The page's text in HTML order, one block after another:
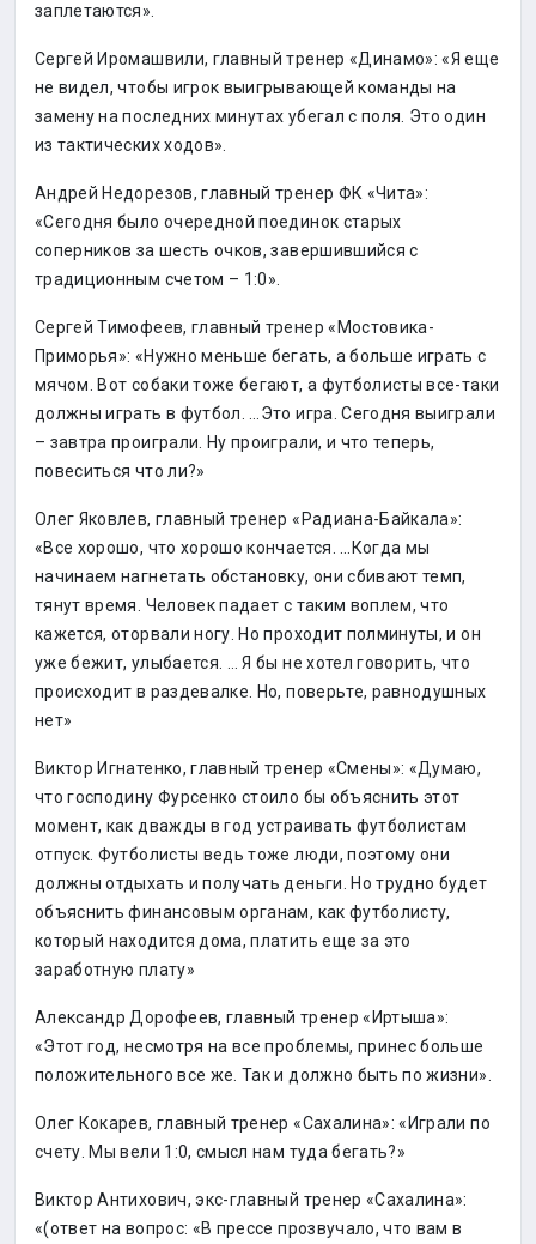
заплетаются».
Сергей Иромашвили, главный тренер «Динамо»: «Я еще
не видел, чтобы игрок выигрывающей команды на
замену на последних минутах убегал с поля. Это один
из тактических ходов».
Андрей Недорезов, главный тренер ФК «Чита»:
«Сегодня было очередной поединок старых
соперников за шесть очков, завершившийся с
традиционным счетом – 1:0».
Сергей Тимофеев, главный тренер «Мостовика-
Приморья»: «Нужно меньше бегать, а больше играть с
мячом. Вот собаки тоже бегают, а футболисты все-таки
должны играть в футбол. …Это игра. Сегодня выиграли
– завтра проиграли. Ну проиграли, и что теперь,
повеситься что ли?»
Олег Яковлев, главный тренер «Радиана-Байкала»:
«Все хорошо, что хорошо кончается. …Когда мы
начинаем нагнетать обстановку, они сбивают темп,
тянут время. Человек падает с таким воплем, что
кажется, оторвали ногу. Но проходит полминуты, и он
уже бежит, улыбается. … Я бы не хотел говорить, что
происходит в раздевалке. Но, поверьте, равнодушных
нет»
Виктор Игнатенко, главный тренер «Смены»: «Думаю,
что господину Фурсенко стоило бы объяснить этот
момент, как дважды в год устраивать футболистам
отпуск. Футболисты ведь тоже люди, поэтому они
должны отдыхать и получать деньги. Но трудно будет
объяснить финансовым органам, как футболисту,
который находится дома, платить еще за это
заработную плату»
Александр Дорофеев, главный тренер «Иртыша»:
«Этот год, несмотря на все проблемы, принес больше
положительного все же. Так и должно быть по жизни».
Олег Кокарев, главный тренер «Сахалина»: «Играли по
счету. Мы вели 1:0, смысл нам туда бегать?»
Виктор Антихович, экс-главный тренер «Сахалина»:
«(ответ на вопрос: «В прессе прозвучало, что вам в